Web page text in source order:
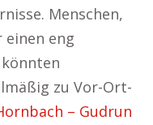
Menschen,
einen eng
zu Vor-Ort-
– Gudrun